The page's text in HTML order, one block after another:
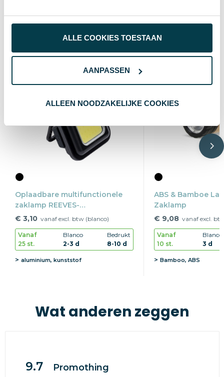
ALLE COOKIES TOESTAAN
AANPASSEN
ALLEEN NOODZAKELIJKE COOKIES
Wat anderen bekijken
Oplaadbare multifunctionele
zaklamp REEVES-
SUPERSQUARE
€ 3,10 vanaf excl. btw (blanco)
Vanaf
25 st.
Blanco
2-3 d
Bedrukt
8-10 d
aluminium, kunststof
ABS & Bamboe
Zaklamp
€ 9,08 vanaf excl.
Vanaf
10 st.
Blanco
3 d
Bamboo, ABS
Wat anderen zeggen
9.7 Promothing